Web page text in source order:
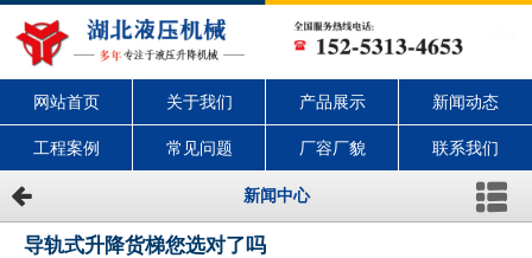
网站首页 关于我们 产品展示 新闻动态
工程案例 常见问题 厂容厂貌 联系我们
新闻中心
导轨式升降货梯您选对了吗